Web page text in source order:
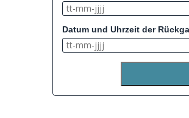
Datum und Uhrzeit der